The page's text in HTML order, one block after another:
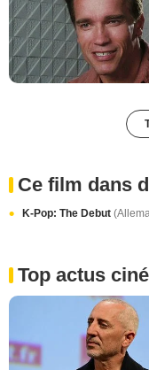
Ce film dans
K-Pop: The Debut
Top actus